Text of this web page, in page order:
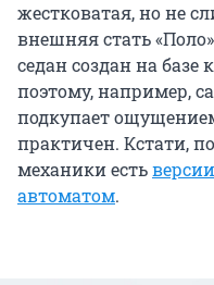
жестковатая, но не
внешняя стать
седан создан на
поэтому, например,
подкупает
практичен. Кстати,
механики есть
автоматом.